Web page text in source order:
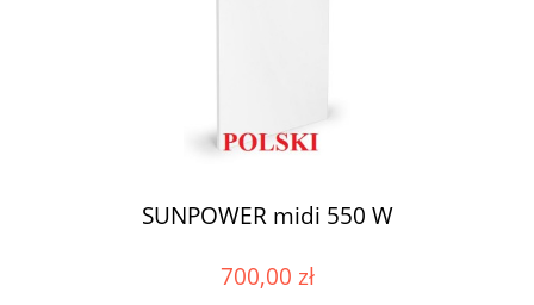
SUNPOWER midi 550 W
700,00 zł